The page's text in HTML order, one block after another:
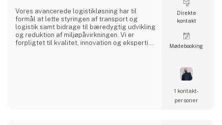
Vores avancerede logistikløsning har til
formål at lette styringen af transport og
logistik samt bidrage til bæredygtig udvikling
og reduktion af miljøpåvirkningen. Vi er
forpligtet til kvalitet, innovation og ekspertise
Direkte
kontakt
Møde­booking
1 kontakt­
personer